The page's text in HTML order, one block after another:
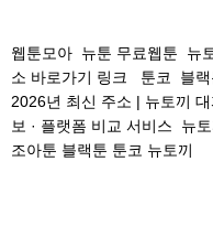
웹툰모아 뉴툰 무료웹툰
뉴
소 바로가기 링크
툰코 블
2026년 최신 주소 | 뉴토끼
보 · 플랫폼 비교 서비스
뉴
조아툰 블랙툰 툰코 뉴토끼